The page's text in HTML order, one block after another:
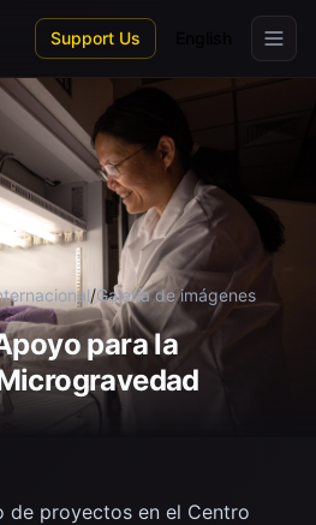
Support Us
/Galería de imágenes
para la
de proyectos en el Centro